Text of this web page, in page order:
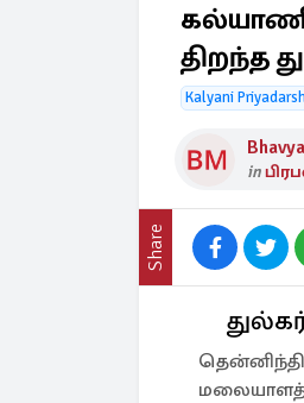
திறந்த
Kalyani
Bhavya
in
Share